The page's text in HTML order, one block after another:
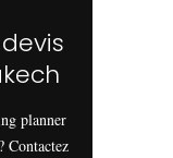
planner
Contactez